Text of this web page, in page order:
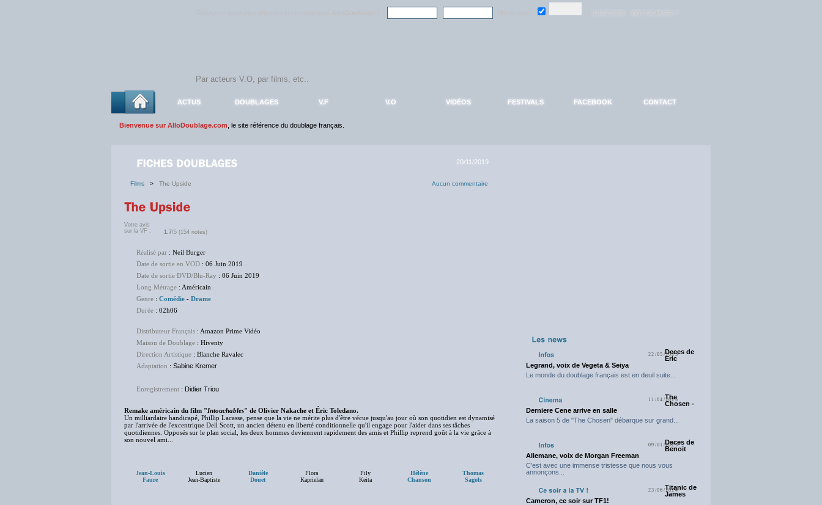
ACTUS DOUBLAGES V.F V.O VIDÉOS FESTIVALS FACEBOOK CONTACT
Bienvenue sur AlloDoublage.com , le site référence du doublage français.
20/11/2019
Films > The Upside Aucun commentaire
Votre avis
sur la VF :
1.7/5 (154 notes)
Réalisé par : Neil Burger
Date de sortie en VOD : 06 Juin 2019
Date de sortie DVD/Blu-Ray : 06 Juin 2019
Long Métrage : Américain
Genre : Comédie - Drame
Durée : 02h06
Distributeur Français : Amazon Prime Vidéo
Maison de Doublage : Hiventy
Direction Artistique : Blanche Ravalec
Adaptation : Sabine Kremer
Enregistrement : Didier Triou
Remake américain du film "Intouchables" de Olivier Nakache et Éric Toledano.
Un milliardaire handicapé, Phillip Lacasse, pense que la vie ne mérite plus d'être vécue jusqu'au jour où son quotidien est dynamisé
par l'arrivée de l'excentrique Dell Scott, un ancien détenu en liberté conditionnelle qu'il engage pour l'aider dans ses tâches
quotidiennes. Opposés sur le plan social, les deux hommes deviennent rapidement des amis et Phillip reprend goût à la vie grâce à
son nouvel ami...
Jean-Louis
Faure
Lucien
Jean-Baptiste
Danièle
Douet
Flora
Kaprielan
Fily
Keita
Hélène
Chanson
Thomas
Sagols
22/05/2025Deces de
Eric
Legrand, voix de Vegeta & Seiya
Le monde du doublage français est en deuil suite...
11/04/2025
The
Chosen -
Derniere Cene arrive en salle
La saison 5 de "The Chosen" débarque sur grand...
09/01/2025Deces de
Benoit
Allemane, voix de Morgan Freeman
C'est avec une immense tristesse que nous vous
annonçons...
23/06/2024Titanic de
James
Cameron, ce soir sur TF1!